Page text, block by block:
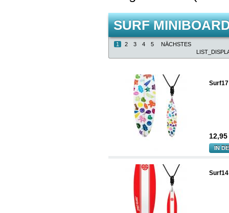
SURF
1 2 3 4 5
NÄCHSTES
Surf17
12,95
IN
Surf14